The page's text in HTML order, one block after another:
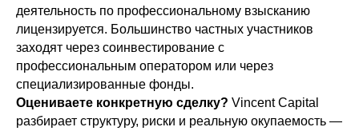
деятельность по профессиональному взысканию
лицензируется. Большинство частных участников
заходят через соинвестирование с
профессиональным оператором или через
специализированные фонды.
Оцениваете конкретную сделку? Vincent Capital
разбирает структуру, риски и реальную окупаемость —